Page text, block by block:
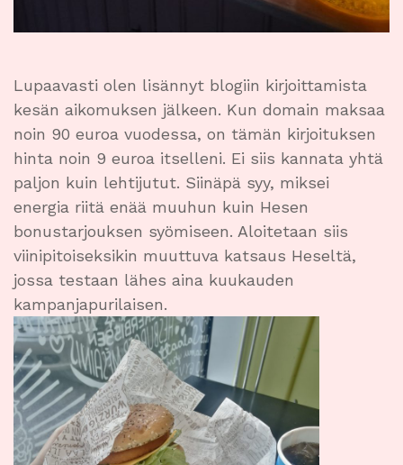
Lupaavasti olen lisännyt blogiin kirjoittamista
kesän aikomuksen jälkeen. Kun domain maksaa
noin 90 euroa vuodessa, on tämän kirjoituksen
hinta noin 9 euroa itselleni. Ei siis kannata yhtä
paljon kuin lehtijutut. Siinäpä syy, miksei
energia riitä enää muuhun kuin Hesen
bonustarjouksen syömiseen. Aloitetaan siis
viinipitoiseksikin muuttuva katsaus Heseltä,
jossa testaan lähes aina kuukauden
kampanjapurilaisen.